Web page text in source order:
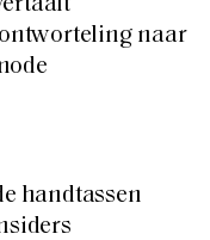
naar
handtassen